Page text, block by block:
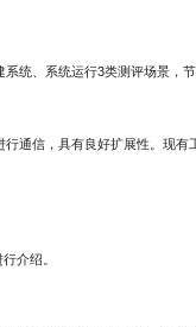
统、系统运行3类测评场景，
通信，具有良好扩展性。现
介绍。